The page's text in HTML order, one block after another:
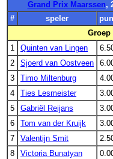
Grand Prix Maarssen,
#
speler
Groep
1
Quinten van Lingen
2
Sjoerd van Oostveen
3
Timo Miltenburg
4
Ties Lesmeister
5
Gabriël Reijans
6
Tom van der Kruijk
7
Valentijn Smit
8
Victoria Bunatyan